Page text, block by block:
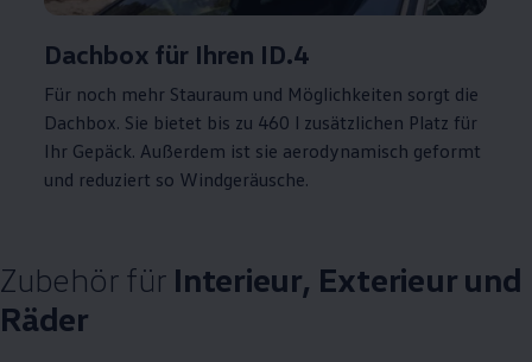
Dachbox für Ihren ID.4
Für noch mehr Stauraum und Möglichkeiten sorgt die
Dachbox. Sie bietet bis zu 460 l zusätzlichen Platz für
Ihr Gepäck. Außerdem ist sie aerodynamisch geformt
und reduziert so Windgeräusche.
Zubehörfür Interieur, Exterieur und
Räder